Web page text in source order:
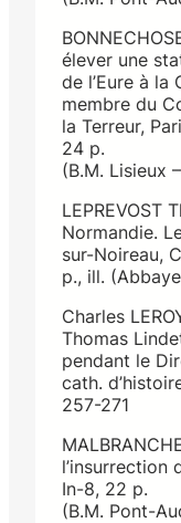
élever une
de l’Eure à la
membre du
la Terreur,
24 p.
(B.M. Lisieux
LEPREVOST
Normandie.
sur-Noireau,
p., ill.
Charles
Thomas
pendant le
cath.
257-271
l’insurrection
In-8, 22 p.
(B.M. Pont-